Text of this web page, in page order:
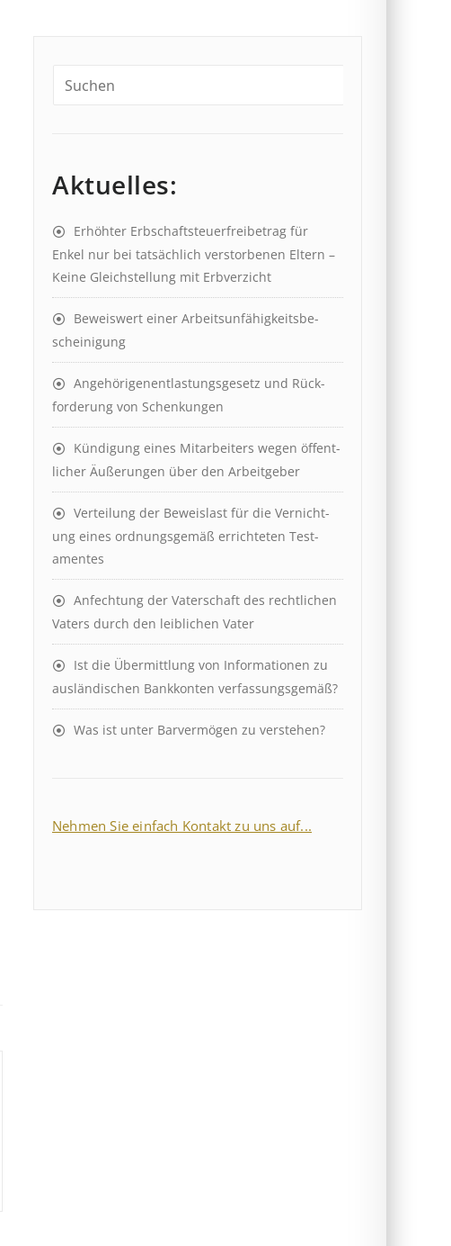
Aktuelles:
Erhöhter Erb­schaft­steuer­frei­be­trag für
Enkel nur bei tat­säch­lich ver­storb­en­en Eltern –
Keine Gleich­stell­ung mit Erb­verzicht
Beweis­wert einer Arbeits­un­fähig­keits­be­
scheinig­ung
Angehörigenent­lastungs­ge­setz und Rück­
ford­er­ung von Schenk­ung­en
Kündigung eines Mit­ar­beit­ers wegen öffent­
lich­er Äuß­er­ung­en über den Ar­beit­geber
Ver­teil­ung der Be­weis­last für die Ver­nicht­
ung eines ord­nungs­ge­mäß er­richt­et­en Test­
ament­es
Anfechtung der Vaterschaft des rechtlichen
Vaters durch den leiblichen Vater
Ist die Über­mitt­lung von In­for­mat­ion­en zu
aus­länd­isch­en Bank­kont­en ver­fass­ungs­ge­mäß?
Was ist unter Barvermögen zu verstehen?
Nehmen Sie einfach Kontakt zu uns auf...